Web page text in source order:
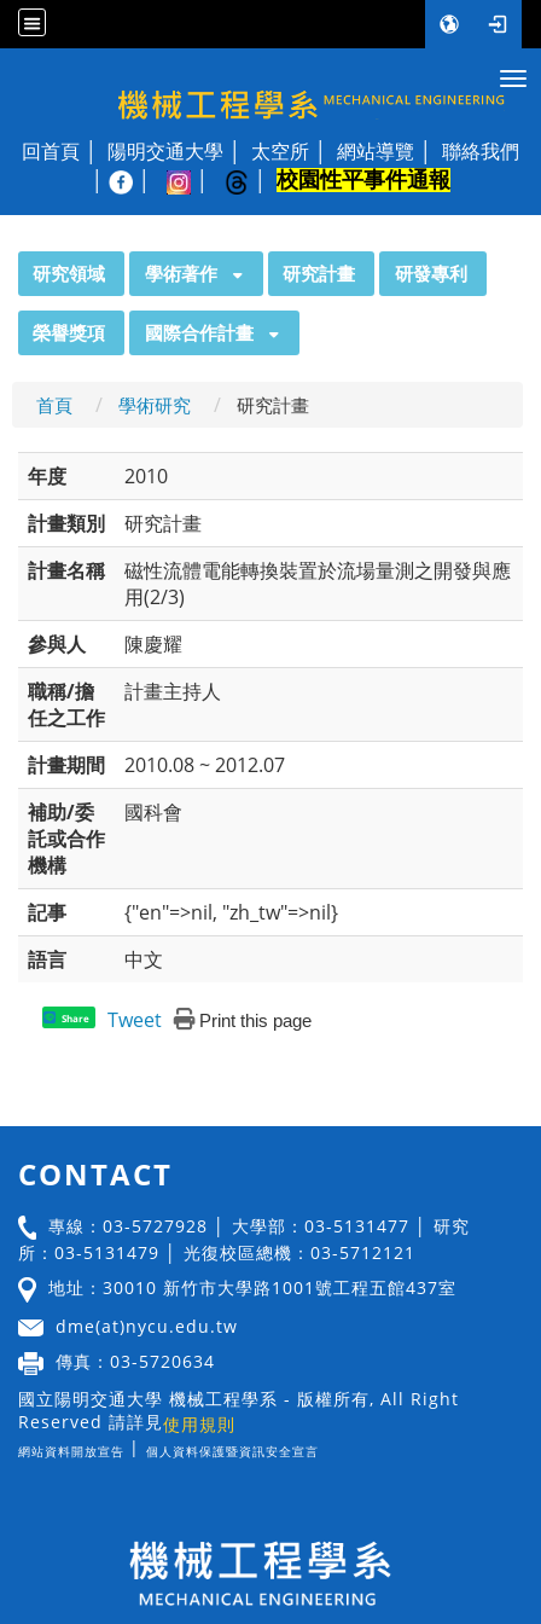
國立陽明交通大學 機械工程學系
回首頁 陽明交通大學 太空所 網站導覽
聯絡我們
校園性平事件通報
研究領域 學術著作 研究計畫 研發專利
榮譽獎項 國際合作計畫
首頁 學術研究 研究計畫
年度
2010
計畫類別
研究計畫
計畫名稱
磁性流體電能轉換裝置於流場量測之開發與應
用(2/3)
參與人
陳慶耀
職稱/擔
任之工作
計畫主持人
計畫期間
2010.08 ~ 2012.07
補助/委
託或合作
機構
國科會
記事
{"en"=>nil, "zh_tw"=>nil}
語言
中文
Share Tweet Print this page
CONTACT
專線：03-5727928 │ 大學部：03-5131477 │ 研究
所：03-5131479 │ 光復校區總機：03-5712121
地址：30010 新竹市大學路1001號工程五館437室
dme(at)nycu.edu.tw
傳真：03-5720634
國立陽明交通大學 機械工程學系 - 版權所有, All Right
Reserved 請詳見使用規則
網站資料開放宣告 | 個人資料保護暨資訊安全宣言